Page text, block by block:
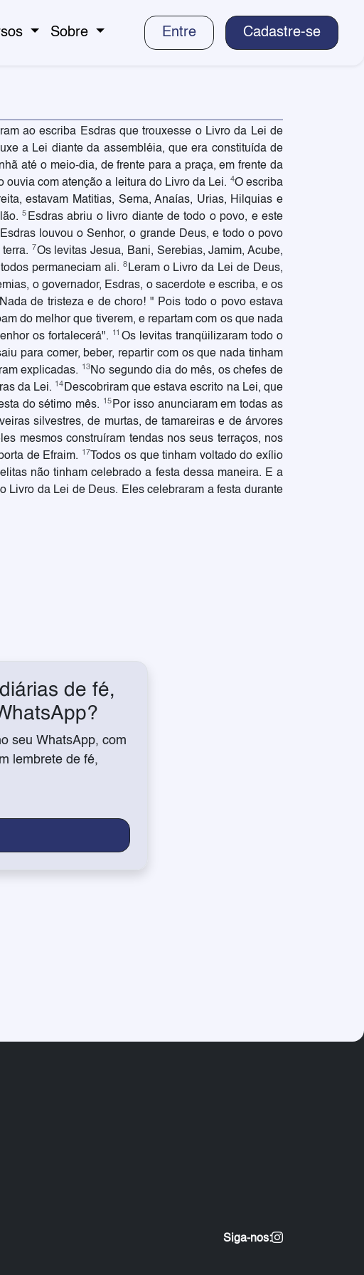
Sobre Entre Cadastre-se
ao escriba Esdras que trouxesse o Livro da Lei de
a Lei diante da assembléia, que era constituída de
até o meio-dia, de frente para a praça, em frente da
ouvia com atenção a leitura do Livro da Lei. 4O escriba
estavam Matitias, Sema, Anaías, Urias, Hilquias e
5 Esdras abriu o livro diante de todo o povo, e este
Esdras louvou o Senhor, o grande Deus, e todo o povo
7Os levitas Jesua, Bani, Serebias, Jamim, Acube,
permaneciam ali. 8 Leram o Livro da Lei de Deus,
o governador, Esdras, o sacerdote e escriba, e os
de tristeza e de choro! " Pois todo o povo estava
do melhor que tiverem, e repartam com os que nada
os fortalecerá". 11 Os levitas tranqüilizaram todo o
para comer, beber, repartir com os que nada tinham
explicadas. 13No segundo dia do mês, os chefes de
da Lei. 14 Descobriram que estava escrito na Lei, que
do sétimo mês. 15 Por isso anunciaram em todas as
silvestres, de murtas, de tamareiras e de árvores
mesmos construíram tendas nos seus terraços, nos
de Efraim. 17
Todos os que tinham voltado do exílio
não tinham celebrado a festa dessa maneira. E a
Livro da Lei de Deus. Eles celebraram a festa durante
de fé,
seu WhatsApp, com
lembrete de fé,
Siga-nos: